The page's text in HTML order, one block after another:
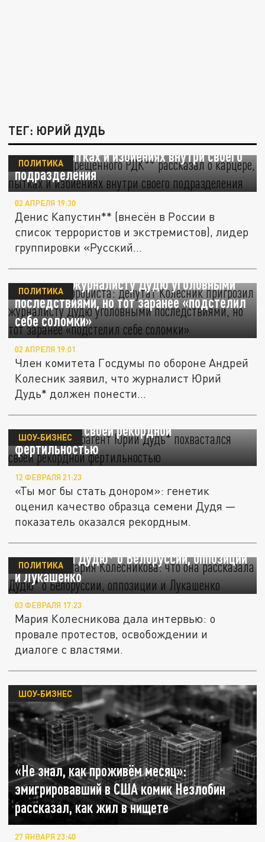
ТЕГ: ЮРИЙ ДУДЬ
Главарь запрещённого РДК** рассказал о
карцере, пытках и избиениях внутри своего
подразделения
ПОЛИТИКА
02 АПРЕЛЯ 19:30
Денис Капустин** (внесён в России в
список террористов и экстремистов), лидер
группировки «Русский...
Реклама террориста: депутат Колесник
пригрозил журналисту Дудю уголовными
последствиями, но тот заранее «подстелил
себе соломки»
ПОЛИТИКА
02 АПРЕЛЯ 19:01
Член комитета Госдумы по обороне Андрей
Колесник заявил, что журналист Юрий
Дудь* должен понести...
36-летний иноагент Юрий Дудь*
похвастался своей рекордной
фертильностью
ШОУ-БИЗНЕС
12 ФЕВРАЛЯ 21:23
«Ты мог бы стать донором»: генетик
оценил качество образца семени Дудя —
показатель оказался рекордным.
Кто такая Мария Колесникова: что она
рассказала Дудю* о Белоруссии, оппозиции
и Лукашенко
ПОЛИТИКА
03 ФЕВРАЛЯ 17:23
Мария Колесникова дала интервью: о
провале протестов, освобождении и
диалоге с властями.
«Не знал, как проживём месяц»:
эмигрировавший в США комик Незлобин
рассказал, как жил в нищете
ШОУ-БИЗНЕС
27 ЯНВАРЯ 23:40